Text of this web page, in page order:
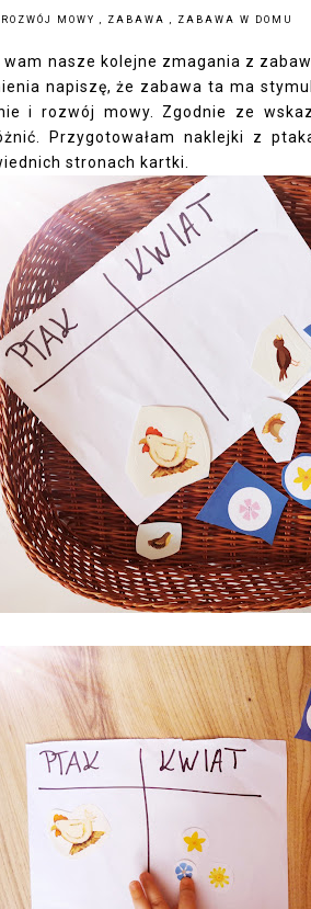
ROZWÓJ MOWY , ZABAWA , ZABAWA W DOMU
wam nasze kolejne zmagania z
napiszę, że zabawa ta ma
i rozwój mowy. Zgodnie ze
Przygotowałam naklejki z
stronach kartki.